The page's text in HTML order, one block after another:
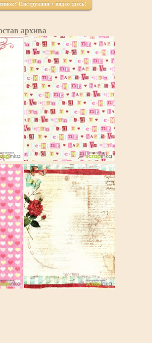
Инструкции + видео здесь!
архива